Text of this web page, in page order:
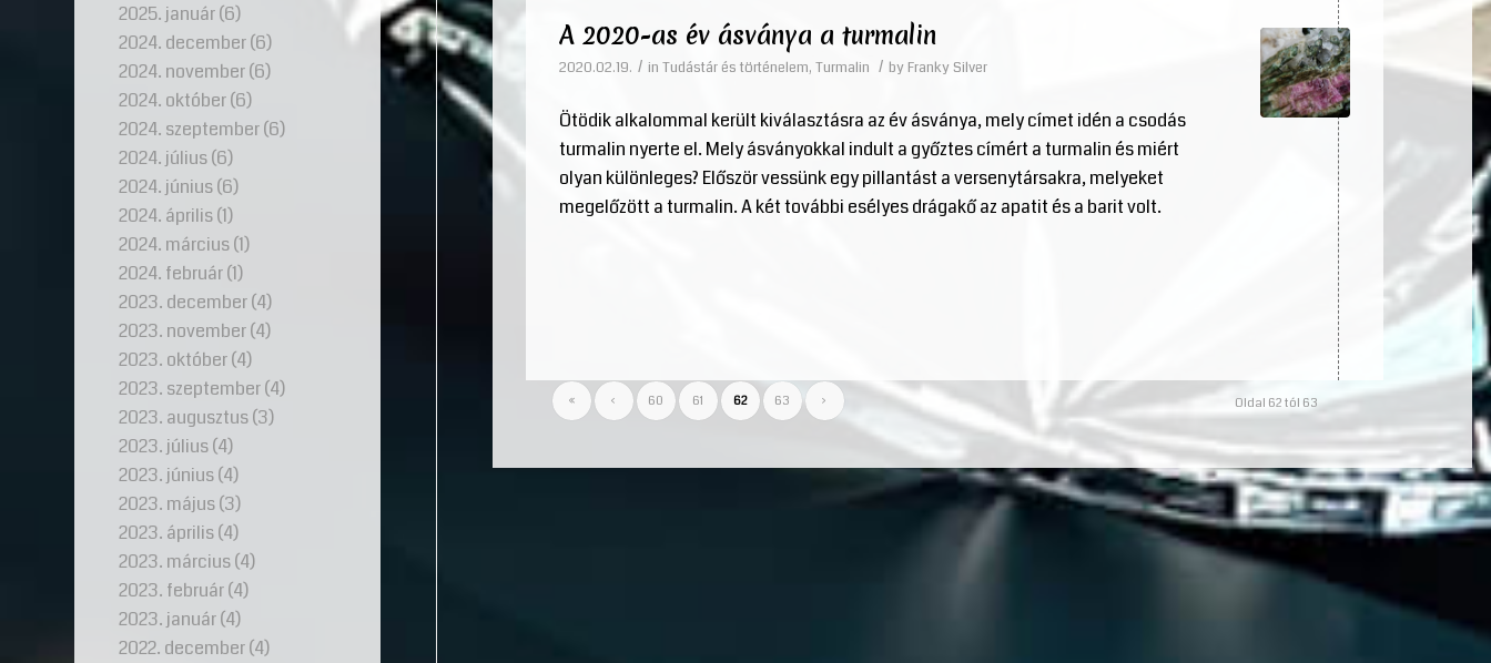
A 2020-as év ásványa a turmalin
2020.02.19. / in Tudástár és történelem, Turmalin / by Franky Silver
Ötödik alkalommal került kiválasztásra az év ásványa, mely címet idén a csodás
turmalin nyerte el. Mely ásványokkal indult a győztes címért a turmalin és miért
olyan különleges? Először vessünk egy pillantást a versenytársakra, melyeket
megelőzött a turmalin. A két további esélyes drágakő az apatit és a barit volt.
Oldal 62 tól 63
« ‹ 60 61 62 63 ›
2025. január(6)
2024. december(6)
2024. november(6)
2024. október(6)
2024. szeptember(6)
2024. július(6)
2024. június(6)
2024. április(1)
2024. március(1)
2024. február(1)
2023. december(4)
2023. november(4)
2023. október(4)
2023. szeptember(4)
2023. augusztus(3)
2023. július(4)
2023. június(4)
2023. május(3)
2023. április(4)
2023. március(4)
2023. február(4)
2023. január(4)
2022. december(4)